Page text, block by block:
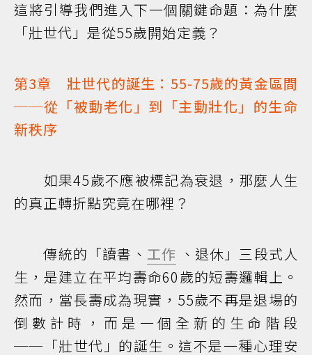
這將引導我們進入下一個關鍵命題：為什麼
「壯世代」是從55歲開始定義？
第3章 壯世代的誕生：55-75歲的黃金區間
──從「被動老化」到「主動壯化」的生命
新秩序
如果45歲不應被標記為衰退，那麼人生
的真正轉折點究竟在哪裡？
傳統的「讀書、 工作 、退休」三段式人
生，是建立在平均壽命60歲的短壽邏輯上。
然而，當長壽成為現實，55歲不再是退場的
倒數計時，而是一個全新的生命階段
──「壯世代」的誕生。這不是一種心理安